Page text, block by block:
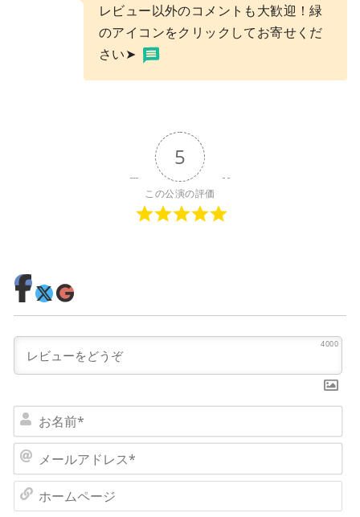
レビュー以外のコメントも大歓迎！緑
のアイコンをクリックしてお寄せくだ
さい➤
5
この公演の評価
4000
名
ー
ア
ー